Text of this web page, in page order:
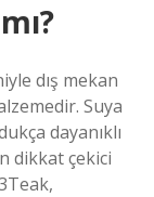
dış mekan
Suya
dayanıklı
dikkat çekici